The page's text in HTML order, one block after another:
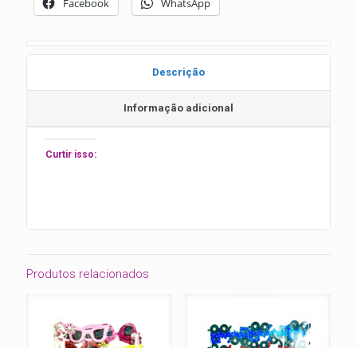
Facebook WhatsApp
Descrição
Informação adicional
Curtir isso:
Produtos relacionados